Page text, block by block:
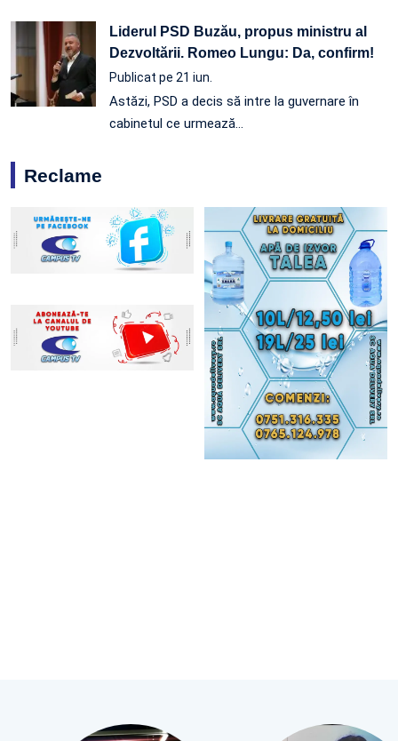
Liderul PSD Buzău, propus ministru al
Dezvoltării. Romeo Lungu: Da, confirm!
Publicat pe 21 iun.
Astăzi, PSD a decis să intre la guvernare în
cabinetul ce urmează…
Reclame